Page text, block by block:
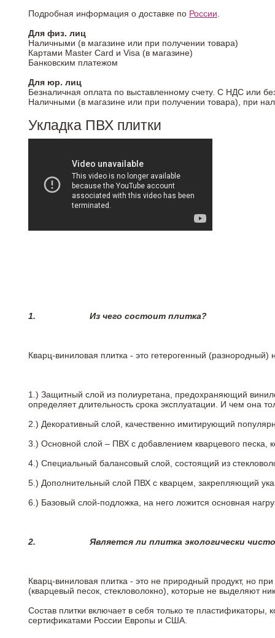
Подробная информация о доставке по России.
Для физ. лиц
Наличными (в магазине или при получении товара)
Картами Master Card и Visa (в магазине)
Банковским платежом
Для юр. лиц
Безналичная оплата по выставленному счету. С НДС или
Наличными (в магазине или при получении товара), при
Укладка ПВХ плитки
1. Из чего состоит плитка?
Кварц-виниловая плитка - это гетерогенный
1.) Защитный слой из полиуретана, предохраняющий
определяет длительность срока эксплуатации. И чем она
2.) Декоративный слой, качественно имитирующий
3.) Основной слой – ПВХ с добавлением кварцевого песка,
4.) Специальный балансовый слой, состоящий из
5.) Дополнительный слой ПВХ с кварцем, закрепляющий
6.) Базовый слой-подложка, на него ложится основная
2. Является ли плитка экологически
Кварц-виниловая плитка - это не природный продукт, но
(кварцевый песок, стекловолокно), которые не выделяют
Состав плитки включает в себя только те
сертификатами России Европы и США.